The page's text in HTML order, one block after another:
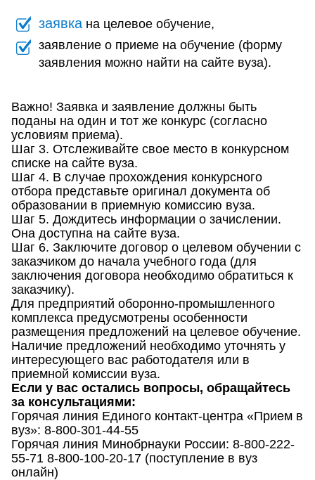
заявкана целевое обучение,
заявление о приеме на обучение (форму
заявления можно найти на сайте вуза).
Важно! Заявка и заявление должны быть
поданы на один и тот же конкурс (согласно
условиям приема).
Шаг 3. Отслеживайте свое место в конкурсном
списке на сайте вуза.
Шаг 4. В случае прохождения конкурсного
отбора представьте оригинал документа об
образовании в приемную комиссию вуза.
Шаг 5. Дождитесь информации о зачислении.
Она доступна на сайте вуза.
Шаг 6. Заключите договор о целевом обучении с
заказчиком до начала учебного года (для
заключения договора необходимо обратиться к
заказчику).
Для предприятий оборонно-промышленного
комплекса предусмотрены особенности
размещения предложений на целевое обучение.
Наличие предложений необходимо уточнять у
интересующего вас работодателя или в
приемной комиссии вуза.
Если у вас остались вопросы, обращайтесь
за консультациями:
Горячая линия Единого контакт-центра «Прием в
вуз»: 8-800-301-44-55
Горячая линия Минобрнауки России: 8-800-222-
55-71 8-800-100-20-17 (поступление в вуз
онлайн)